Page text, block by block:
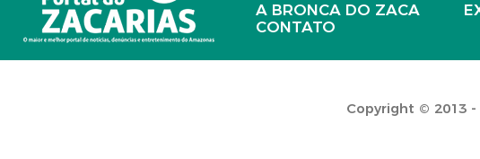
A BRONCA DO ZACA
CONTATO
Copyright © 2013 -